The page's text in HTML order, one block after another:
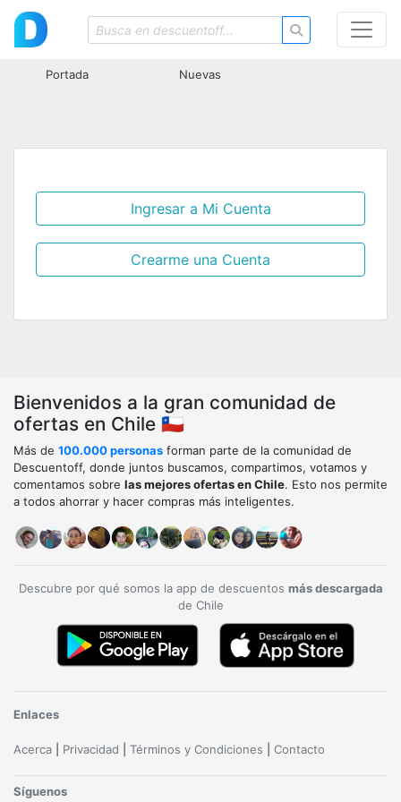
Portada Nuevas
Ingresar a Mi Cuenta
Crearme una Cuenta
Bienvenidos a la gran comunidad de
ofertas en Chile 🇨🇱
Más de 100.000 personas forman parte de la comunidad de
Descuentoff, donde juntos buscamos, compartimos, votamos y
comentamos sobre las mejores ofertas en Chile. Esto nos permite
a todos ahorrar y hacer compras más inteligentes.
Descubre por qué somos la app de descuentos más descargada
de Chile
Enlaces
Acerca Privacidad Términos y Condiciones Contacto
Síguenos